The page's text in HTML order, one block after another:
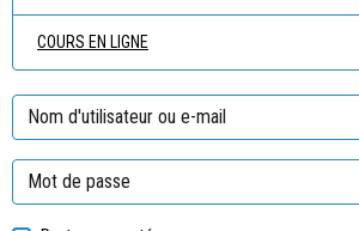
COURS EN LIGNE